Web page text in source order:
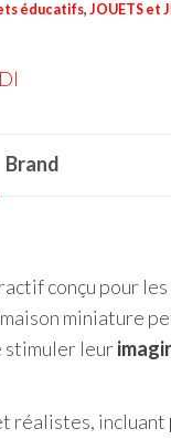
éducatifs, JOUETS et
Brand
conçu pour les
miniature
stimuler leur
réalistes, incluant